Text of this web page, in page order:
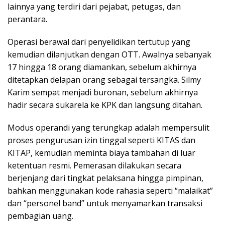
lainnya yang terdiri dari pejabat, petugas, dan
perantara.
Operasi berawal dari penyelidikan tertutup yang
kemudian dilanjutkan dengan OTT. Awalnya sebanyak
17 hingga 18 orang diamankan, sebelum akhirnya
ditetapkan delapan orang sebagai tersangka. Silmy
Karim sempat menjadi buronan, sebelum akhirnya
hadir secara sukarela ke KPK dan langsung ditahan.
Modus operandi yang terungkap adalah mempersulit
proses pengurusan izin tinggal seperti KITAS dan
KITAP, kemudian meminta biaya tambahan di luar
ketentuan resmi. Pemerasan dilakukan secara
berjenjang dari tingkat pelaksana hingga pimpinan,
bahkan menggunakan kode rahasia seperti “malaikat”
dan “personel band” untuk menyamarkan transaksi
pembagian uang.